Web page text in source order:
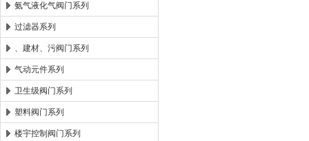
氨气液化气阀门系列
过滤器系列
、建材、污阀门系列
气动元件系列
卫生级阀门系列
塑料阀门系列
楼宇控制阀门系列